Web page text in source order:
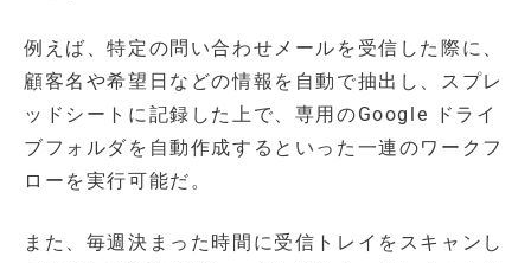
例えば、特定の問い合わせメールを受信した際に、
顧客名や希望日などの情報を自動で抽出し、スプレ
ッドシートに記録した上で、専用のGoogle ドライ
ブフォルダを自動作成するといった一連のワークフ
ローを実行可能だ。
また、毎週決まった時間に受信トレイをスキャンし